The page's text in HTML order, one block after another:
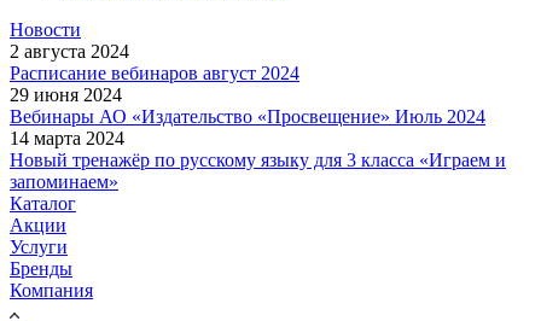
Новости
2 августа 2024
Расписание вебинаров август 2024
29 июня 2024
Вебинары АО «Издательство «Просвещение» Июль 2024
14 марта 2024
Новый тренажёр по русскому языку для 3 класса «Играем и
запоминаем»
Каталог
Акции
Услуги
Бренды
Компания